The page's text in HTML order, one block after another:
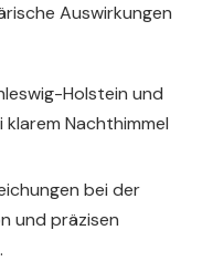
Auswirkungen
Holstein und
Nachthimmel
bei der
und präzisen